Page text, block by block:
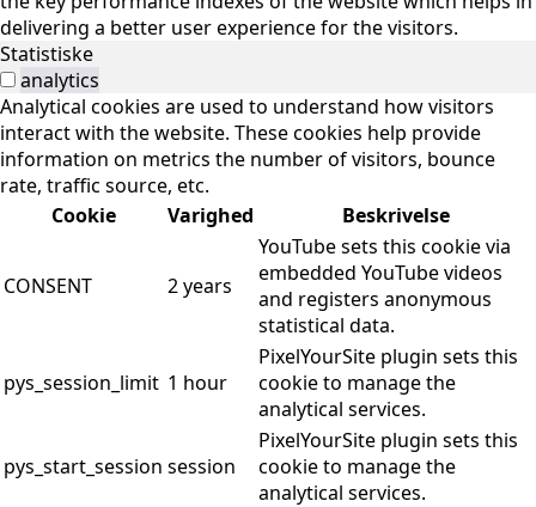
delivering a better user experience for the visitors.
Statistiske
analytics
Analytical cookies are used to understand how visitors
interact with the website. These cookies help provide
information on metrics the number of visitors, bounce
rate, traffic source, etc.
Cookie
Varighed Beskrivelse
CONSENT 2 years
YouTube sets this cookie via
embedded YouTube videos
and registers anonymous
statistical data.
pys_session_limit 1 hour
PixelYourSite plugin sets this
cookie to manage the
analytical services.
pys_start_session session
PixelYourSite plugin sets this
cookie to manage the
analytical services.